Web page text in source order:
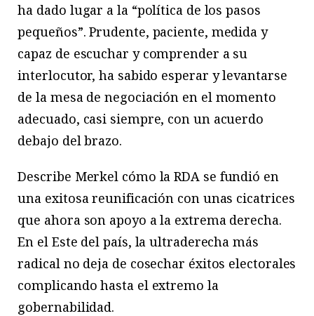
ha dado lugar a la “política de los pasos
pequeños”. Prudente, paciente, medida y
capaz de escuchar y comprender a su
interlocutor, ha sabido esperar y levantarse
de la mesa de negociación en el momento
adecuado, casi siempre, con un acuerdo
debajo del brazo.
Describe Merkel cómo la RDA se fundió en
una exitosa reunificación con unas cicatrices
que ahora son apoyo a la extrema derecha.
En el Este del país, la ultraderecha más
radical no deja de cosechar éxitos electorales
complicando hasta el extremo la
gobernabilidad.